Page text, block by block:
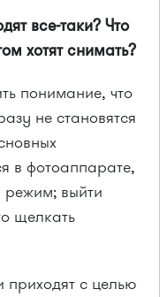
все-таки? Что
хотят снимать?
понимание, что
не становятся
в фотоаппарате,
режим; выйти
щелкать
приходят с целью